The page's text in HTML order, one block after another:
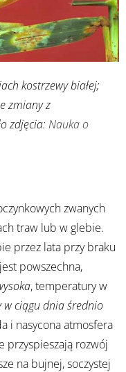
kostrzewy białej;
zmiany z
zdjęcia:Nauka o
zwanych
traw lub w glebie.
przez lata przy braku
powszechna,
, temperatury w
w ciągu dnia średnio
i nasycona atmosfera
przyspieszają rozwój
na bujnej, soczystej